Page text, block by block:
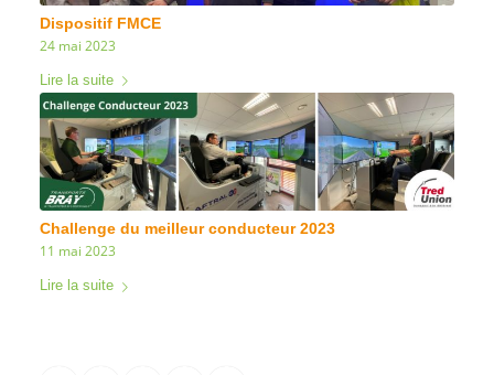
Dispositif FMCE
24 mai 2023
Lire la suite
Challenge du meilleur conducteur 2023
11 mai 2023
Lire la suite